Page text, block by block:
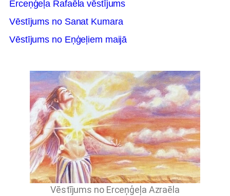
Erceņģeļa Rafaēla vēstījums
Vēstījums no Sanat Kumara
Vēstījums no Eņģeļiem maijā
Vēstījums no Erceņģeļa Azraēla